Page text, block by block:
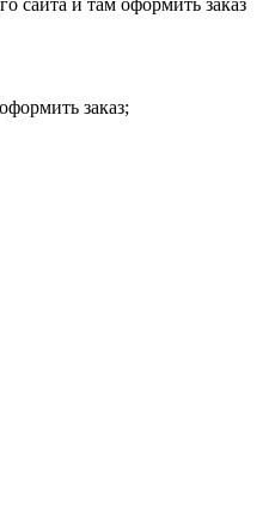
сайта и там оформить заказ
заказ;